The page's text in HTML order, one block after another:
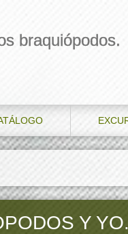
braquiópodos.
Y YO.